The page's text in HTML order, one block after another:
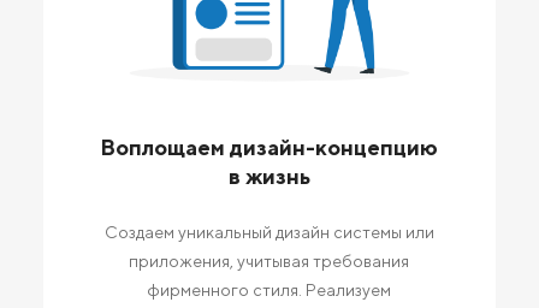
Воплощаем дизайн-концепцию
в жизнь
Создаем уникальный дизайн системы или
приложения, учитывая требования
фирменного стиля. Реализуем